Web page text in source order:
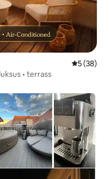
Keskmine
5 (38)
• terrass